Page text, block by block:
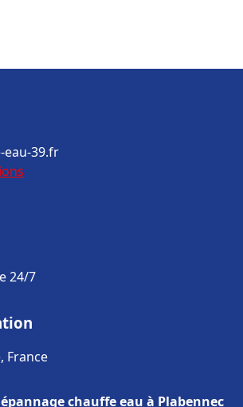
eau-39.fr
24/7
France
chauffe eau à Plabennec